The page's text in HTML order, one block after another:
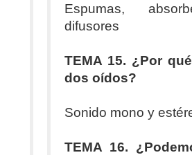
Espumas,
difusores
TEMA 15. ¿Por
dos oídos?
Sonido mono y
TEMA 16.